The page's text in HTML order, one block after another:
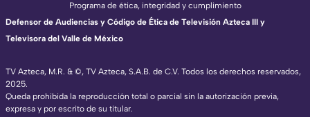
TV Azteca, M.R. & ©, TV Azteca, S.A.B. de C.V. Todos los derechos reservados,
2025.
Queda prohibida la reproducción total o parcial sin la autorización previa,
expresa y por escrito de su titular.
Programa de ética, integridad y cumplimiento
Defensor de Audiencias y Código de Ética de Televisión Azteca III y
Televisora del Valle de México